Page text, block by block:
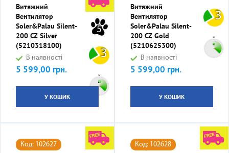
5
3
Витяжний
Вентилятор
Soler&Palau Silent-
200 CZ Silver
(5210318100)
В наявності
Ціна
5 599,00 грн.
У КОШИК
3
Витяжний
Вентилятор
Soler&Palau Silent-
200 CZ Gold
(5210625300)
В наявності
Ціна
5 599,00 грн.
У КОШИК
Код: 102627 Код: 102628